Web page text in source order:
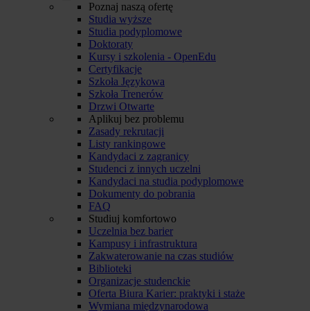
Poznaj naszą ofertę
Studia wyższe
Studia podyplomowe
Doktoraty
Kursy i szkolenia - OpenEdu
Certyfikacje
Szkoła Językowa
Szkoła Trenerów
Drzwi Otwarte
Aplikuj bez problemu
Zasady rekrutacji
Listy rankingowe
Kandydaci z zagranicy
Studenci z innych uczelni
Kandydaci na studia podyplomowe
Dokumenty do pobrania
FAQ
Studiuj komfortowo
Uczelnia bez barier
Kampusy i infrastruktura
Zakwaterowanie na czas studiów
Biblioteki
Organizacje studenckie
Oferta Biura Karier: praktyki i staże
Wymiana międzynarodowa